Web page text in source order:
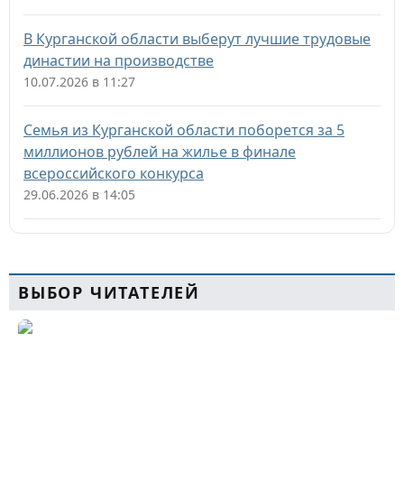
В Курганской области выберут лучшие трудовые
династии на производстве
10.07.2026 в 11:27
Семья из Курганской области поборется за 5
миллионов рублей на жилье в финале
всероссийского конкурса
29.06.2026 в 14:05
ВЫБОР ЧИТАТЕЛЕЙ